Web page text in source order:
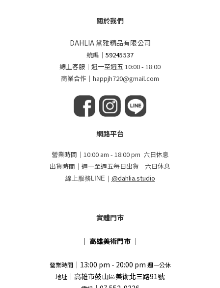
關於我們
DAHLIA 黛雅精品有限公司
統編 ｜59245537
線上客服｜週一至週五 10:00 - 18:00
商業合作｜happjh720@gmail.com
網路平台
營業時間｜10:00 am - 18:00 pm 六日休息
出貨時間｜週一至週五每日出貨 六日休息
線上服務LINE｜ @dahlia.studio
實體門市
｜ 高雄美術門市 ｜
營業時間｜13:00 pm - 20:00 pm 週一公休
地址 ｜高雄市鼓山區美術北三路91號